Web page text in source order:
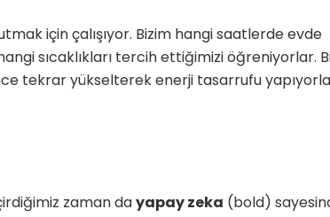
için çalışıyor. Bizim hangi saatlerde evde
sıcaklıkları tercih ettiğimizi öğreniyorlar.
tekrar yükselterek enerji tasarrufu
zaman dayapay zeka (bold)
Kadınlar
Sahibi, Girişimci,
Kadınlar